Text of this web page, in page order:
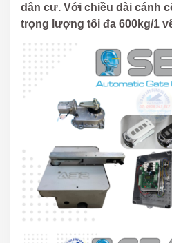
dân cư. Với chiều dài cánh
trọng lượng tối đa 600kg/1